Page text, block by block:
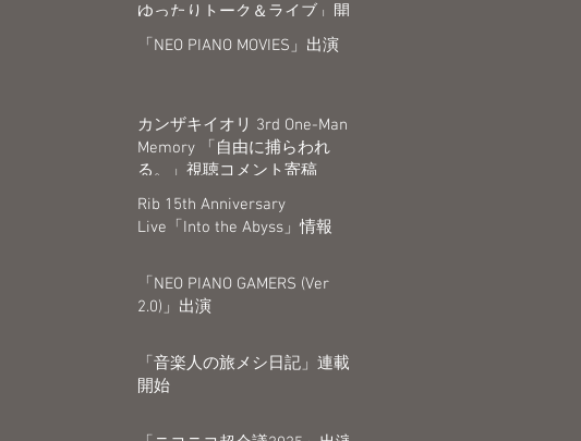
ゆったりトーク＆ライブ」開
催決定
「NEO PIANO MOVIES」出演
カンザキイオリ 3rd One-Man
Memory 「自由に捕らわれ
る。」視聴コメント寄稿
Rib 15th Anniversary
Live「Into the Abyss」情報
「NEO PIANO GAMERS (Ver
2.0)」出演
「音楽人の旅メシ日記」連載
開始